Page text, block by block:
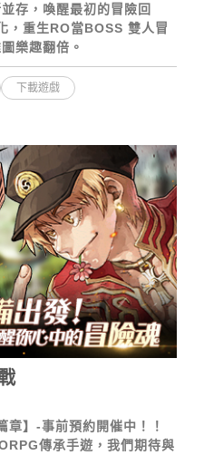
存，喚醒最初的冒險回
，重生RO當BOSS 雙人冒
樂趣翻倍。
下載遊戲
章】-事前預約開催中！！
傳承手遊，我們期待與